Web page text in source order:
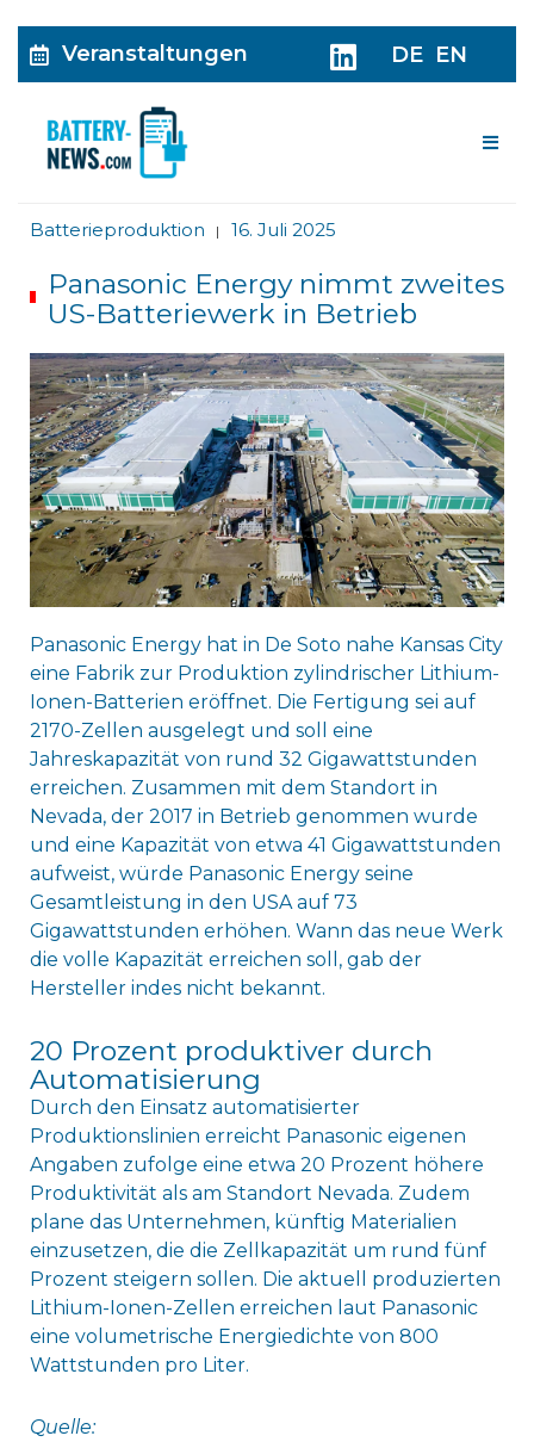
Veranstaltungen DE EN
Batterieproduktion | 16. Juli 2025
Panasonic Energy nimmt zweites
US-Batteriewerk in Betrieb
Panasonic Energy hat in De Soto nahe Kansas City
eine Fabrik zur Produktion zylindrischer Lithium-
Ionen-Batterien eröffnet. Die Fertigung sei auf
2170-Zellen ausgelegt und soll eine
Jahreskapazität von rund 32 Gigawattstunden
erreichen. Zusammen mit dem Standort in
Nevada, der 2017 in Betrieb genommen wurde
und eine Kapazität von etwa 41 Gigawattstunden
aufweist, würde Panasonic Energy seine
Gesamtleistung in den USA auf 73
Gigawattstunden erhöhen. Wann das neue Werk
die volle Kapazität erreichen soll, gab der
Hersteller indes nicht bekannt.
20 Prozent produktiver durch
Automatisierung
Durch den Einsatz automatisierter
Produktionslinien erreicht Panasonic eigenen
Angaben zufolge eine etwa 20 Prozent höhere
Produktivität als am Standort Nevada. Zudem
plane das Unternehmen, künftig Materialien
einzusetzen, die die Zellkapazität um rund fünf
Prozent steigern sollen. Die aktuell produzierten
Lithium-Ionen-Zellen erreichen laut Panasonic
eine volumetrische Energiedichte von 800
Wattstunden pro Liter.
Quelle: